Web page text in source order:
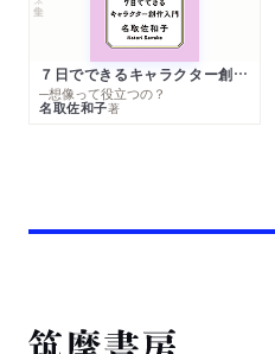
７日でできるキャラクター創作入門
─想像って役立つの？
名取佐和子著